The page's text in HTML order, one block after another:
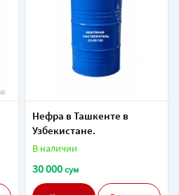
Нефра в Ташкенте в
Узбекистане.
В наличии
30 000сум